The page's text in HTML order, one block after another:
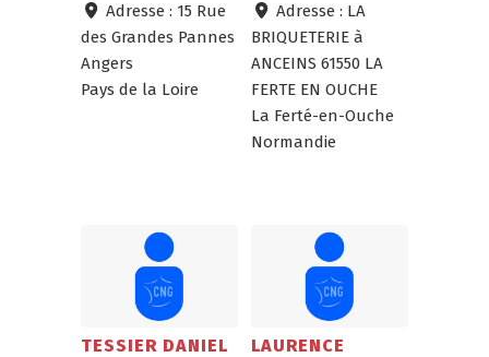
Adresse : 15 Rue
des Grandes Pannes
Angers
Pays de la Loire
Adresse : LA
BRIQUETERIE à
ANCEINS 61550 LA
FERTE EN OUCHE
La Ferté-en-Ouche
Normandie
TESSIER DANIEL
LAURENCE